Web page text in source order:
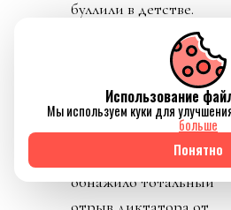
буллили в детстве.
Публика восприняла как
должно. «Жаль тебя.
Теперь проваливай». У
тирана не только не
получилось разыграть
карту жертвы, но и
обнажило тотальный
Использование
Мы используем куки для
больше
Понятно